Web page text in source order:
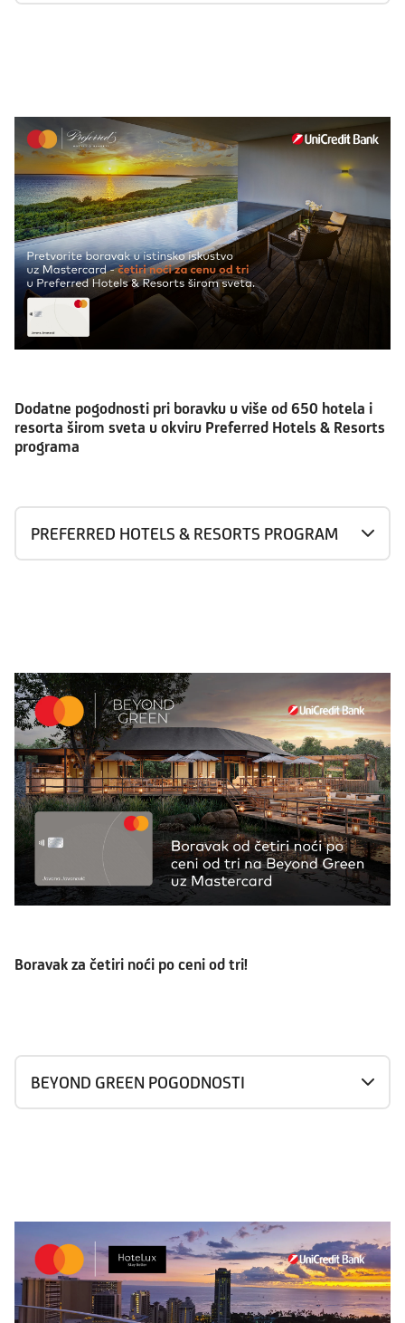
Dodatne pogodnosti pri boravku u više od 650 hotela i
resorta širom sveta u okviru Preferred Hotels & Resorts
programa
PREFERRED HOTELS & RESORTS PROGRAM
Boravak za četiri noći po ceni od tri!
BEYOND GREEN POGODNOSTI